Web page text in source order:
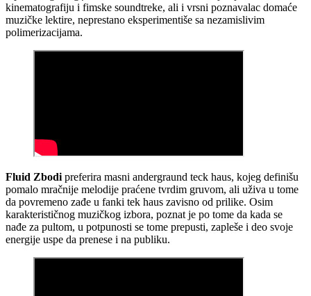
kinematografiju i fimske soundtreke, ali i vrsni poznavalac domaće
muzičke lektire, neprestano eksperimentiše sa nezamislivim
polimerizacijama.
Fluid Zbodi preferira masni andergraund teck haus, kojeg definišu
pomalo mračnije melodije praćene tvrdim gruvom, ali uživa u tome
da povremeno zađe u fanki tek haus zavisno od prilike. Osim
karakterističnog muzičkog izbora, poznat je po tome da kada se
nađe za pultom, u potpunosti se tome prepusti, zapleše i deo svoje
energije uspe da prenese i na publiku.